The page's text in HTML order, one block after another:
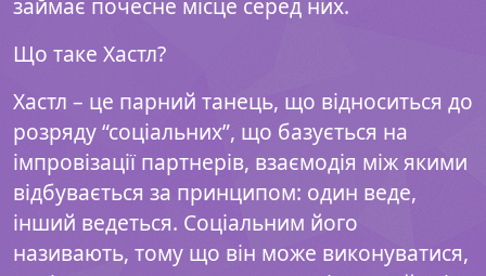
займає почесне місце серед них.
Що таке Хастл?
Хастл – це парний танець, що відноситься до
розряду “соціальних”, що базується на
імпровізації партнерів, взаємодія між якими
відбувається за принципом: один веде,
інший ведеться. Соціальним його
називають, тому що він може виконуватися,